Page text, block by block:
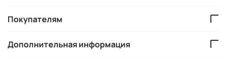
Покупателям
Дополнительная информация